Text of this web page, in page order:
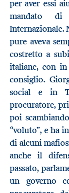
per aver essi
mandato
Internazionale.
pure aveva
costretto a
italiane, con
consiglio.
social e in
procuratore,
poi
“voluto”, e ha
di alcuni
anche il
passato,
un governo